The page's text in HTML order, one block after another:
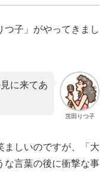
つ子」がやってきまし
茨田りつ子
に来てあ
ましいのですが、「大
な言葉の後に衝撃な事